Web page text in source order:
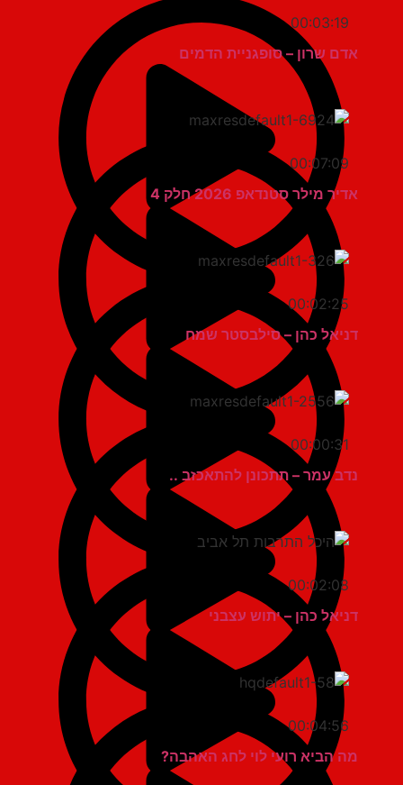
00:03:19
אדם שרון – סופגניית הדמים
00:07:09
אדיר מילר סטנדאפ 2026 חלק 4
00:02:25
דניאל כהן – סילבסטר שמח
00:00:31
נדב עמר – תתכונן להתאכזב ..
00:02:08
דניאל כהן – יתוש עצבני
00:04:56
מה הביא רועי לוי לחג האהבה?